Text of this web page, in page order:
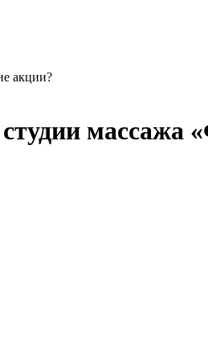
акции?
массажа